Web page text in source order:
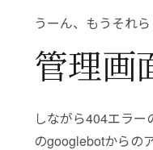
うーん、もうそれ
管理画
しながら404エラ
のgooglebotからの